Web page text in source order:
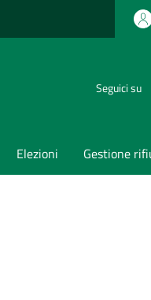
Seguici su
Elezioni Gestione